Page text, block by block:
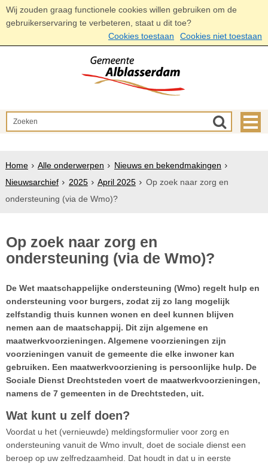
Wij zouden graag functionele cookies willen gebruiken om de
gebruikerservaring te verbeteren, staat u dit toe?
Cookies toestaan
Cookies niet toestaan
Home Alle onderwerpen
Nieuws en bekendmakingen
Nieuwsarchief
2025 April 2025
Op zoek naar zorg en
ondersteuning (via de Wmo)?
Op zoek naar zorg en
ondersteuning (via de Wmo)?
De Wet maatschappelijke ondersteuning (Wmo) regelt hulp en
ondersteuning voor burgers, zodat zij zo lang mogelijk
zelfstandig thuis kunnen wonen en deel kunnen blijven
nemen aan de maatschappij. Dit zijn algemene en
maatwerkvoorzieningen. Algemene voorzieningen zijn
voorzieningen vanuit de gemeente die elke inwoner kan
gebruiken. Een maatwerkvoorziening is persoonlijke hulp. De
Sociale Dienst Drechtsteden voert de maatwerkvoorzieningen,
namens de 7 gemeenten in de Drechtsteden, uit.
Wat kunt u zelf doen?
Voordat u het (vernieuwde) meldingsformulier voor zorg en
ondersteuning vanuit de Wmo invult, doet de sociale dienst een
beroep op uw zelfredzaamheid. Dat houdt in dat u in eerste